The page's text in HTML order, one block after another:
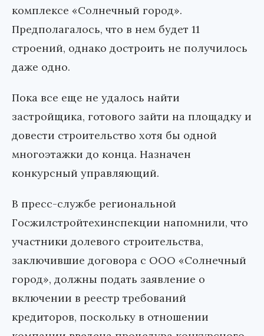
комплексе «Солнечный город».
Предполагалось, что в нем будет 11
строений, однако достроить не получилось
даже одно.
Пока все еще не удалось найти
застройщика, готового зайти на площадку и
довести строительство хотя бы одной
многоэтажки до конца. Назначен
конкурсный управляющий.
В пресс-службе региональной
Госжилстройтехинспекции напомнили, что
участники долевого строительства,
заключившие договора с ООО «Солнечный
город», должны подать заявление о
включении в реестр требований
кредиторов, поскольку в отношении